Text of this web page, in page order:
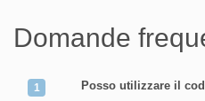
Domande
Posso utilizzare il